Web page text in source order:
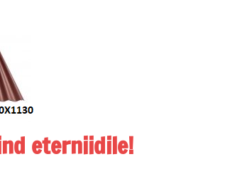
eterniidile!